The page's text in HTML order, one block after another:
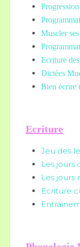
Muscler
Ecriture
Dictées
Bien écrire
Ecriture
Jeu des
Les jours
Les jours
Ecriture